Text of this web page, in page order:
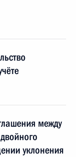
между
уклонения